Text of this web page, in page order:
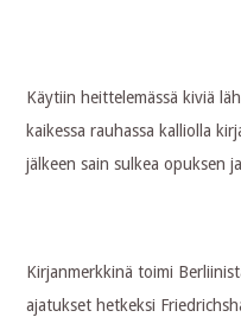
Käytiin heittelemässä kiviä
kaikessa rauhassa kalliolla
jälkeen sain sulkea opuksen
Kirjanmerkkinä toimi
ajatukset hetkeksi